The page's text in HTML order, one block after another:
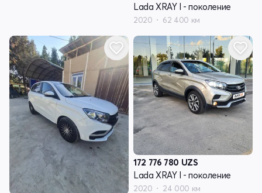
Lada XRAY I - поколение
2020 62 400 км
172 776 780 UZS
Lada XRAY I - поколение
2020 24 000 км